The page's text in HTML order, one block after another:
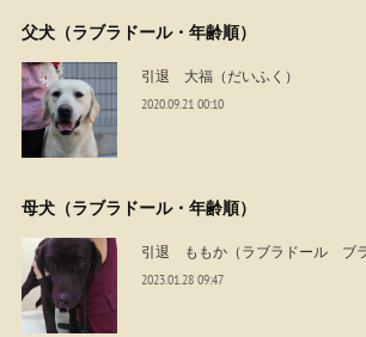
父犬（ラブラドール・年齢順）
引退 大福（だいふく）
2020.09.21 00:10
母犬（ラブラドール・年齢順）
引退 ももか（ラブラドール ブラ
2023.01.28 09:47